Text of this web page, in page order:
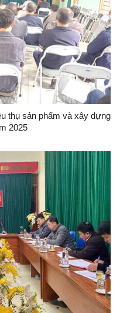
phẩm và xây dựng
2025